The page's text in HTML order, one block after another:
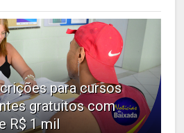
para cursos
gratuitos com
R$ 1 mil